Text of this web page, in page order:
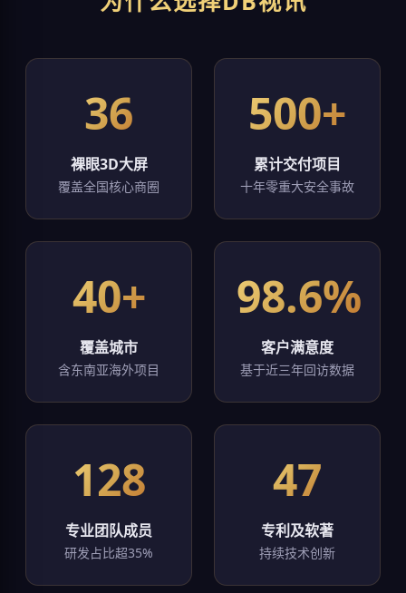
36
裸眼3D大屏
覆盖全国核心商圈
500+
累计交付项目
十年零重大安全事故
40+
覆盖城市
含东南亚海外项目
98.6%
客户满意度
基于近三年回访数据
128
专业团队成员
研发占比超35%
47
专利及软著
持续技术创新